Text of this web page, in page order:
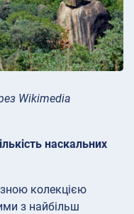
Wikimedia
наскальних
колекцією
з найбільш